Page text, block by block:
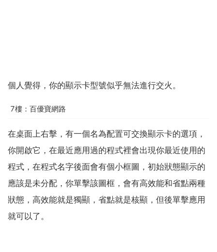
個人覺得，你的顯示卡型號似乎無法進行交火。
7樓：百優寶網路
在桌面上右擊，有一個名為配置可交換顯示卡的選項，
你開啟它，在最近應用過的程式裡會出現你最近使用的
程式，在程式名字後面會有個小框圖，初始狀態顯示的
應該是未分配，你單擊該圖框，會有高效能和省點兩種
狀態，高效能就是獨顯，省點就是核顯，但後單擊應用
就可以了。